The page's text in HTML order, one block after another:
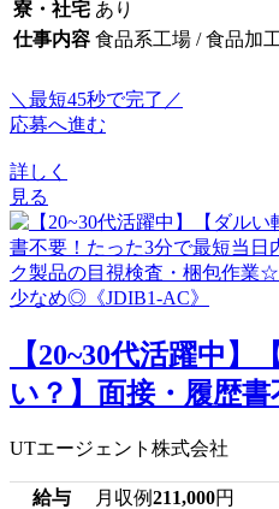
寮・社宅 あり
仕事内容 食品系工場 / 食品加
＼最短45秒で完了／
応募へ進む
詳しく
見る
【20~30代活躍中
い？】面接・履歴
UTエージェント株式会社
給与 月収例211,000円